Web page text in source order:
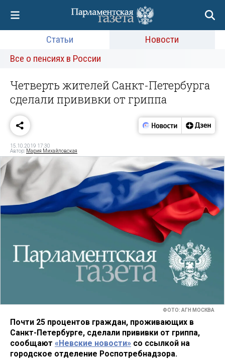
Статьи
Новости
Все о пенсиях в России
Четверть жителей Санкт-Петербурга
сделали прививки от гриппа
15.10.2019 17:30
Автор: Мария Михайловская
ФОТО: АГН МОСКВА
Почти 25 процентов граждан, проживающих в
Санкт-Петербурге, сделали прививки от гриппа,
сообщают «Невские новости» со ссылкой на
городское отделение Роспотребнадзора.